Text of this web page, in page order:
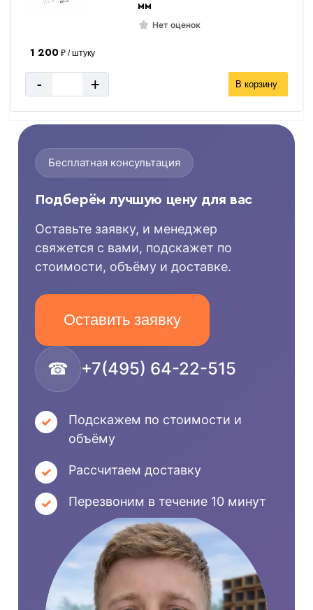
мм
Нет оценок
1 200 ₽ / штуку
- + В корзину
Бесплатная консультация
Подберём лучшую цену для вас
Оставьте заявку, и менеджер
свяжется с вами, подскажет по
стоимости, объёму и доставке.
Оставить заявку
☎ +7(495) 64-22-515
Подскажем по стоимости и
объёму
Рассчитаем доставку
Перезвоним в течение 10 минут